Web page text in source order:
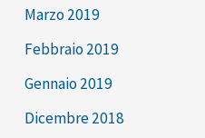
Marzo 2019
Febbraio 2019
Gennaio 2019
Dicembre 2018